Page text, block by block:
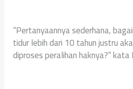
“Pertanyaannya sederhana,
tidur lebih dari 10 tahun justru
diproses peralihan haknya?” kata